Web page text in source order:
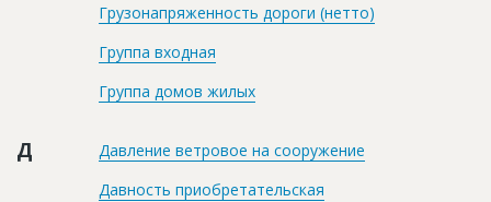
Грузонапряженность дороги (нетто)
Группа входная
Группа домов жилых
Д
Давление ветровое на сооружение
Давность приобретательская